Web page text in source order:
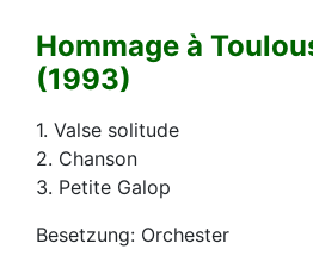
Hommage à
(1993)
1. Valse solitude
2. Chanson
3. Petite Galop
Besetzung: Orchester